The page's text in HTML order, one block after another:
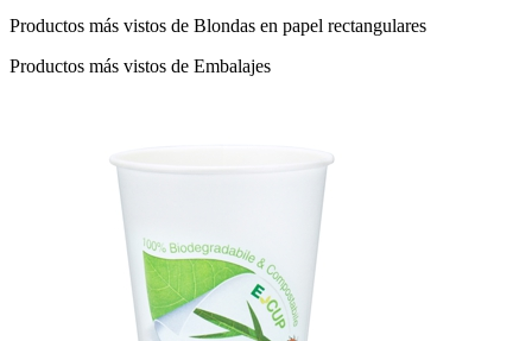
Productos más vistos de Blondas en papel rectangulares
Productos más vistos de Embalajes